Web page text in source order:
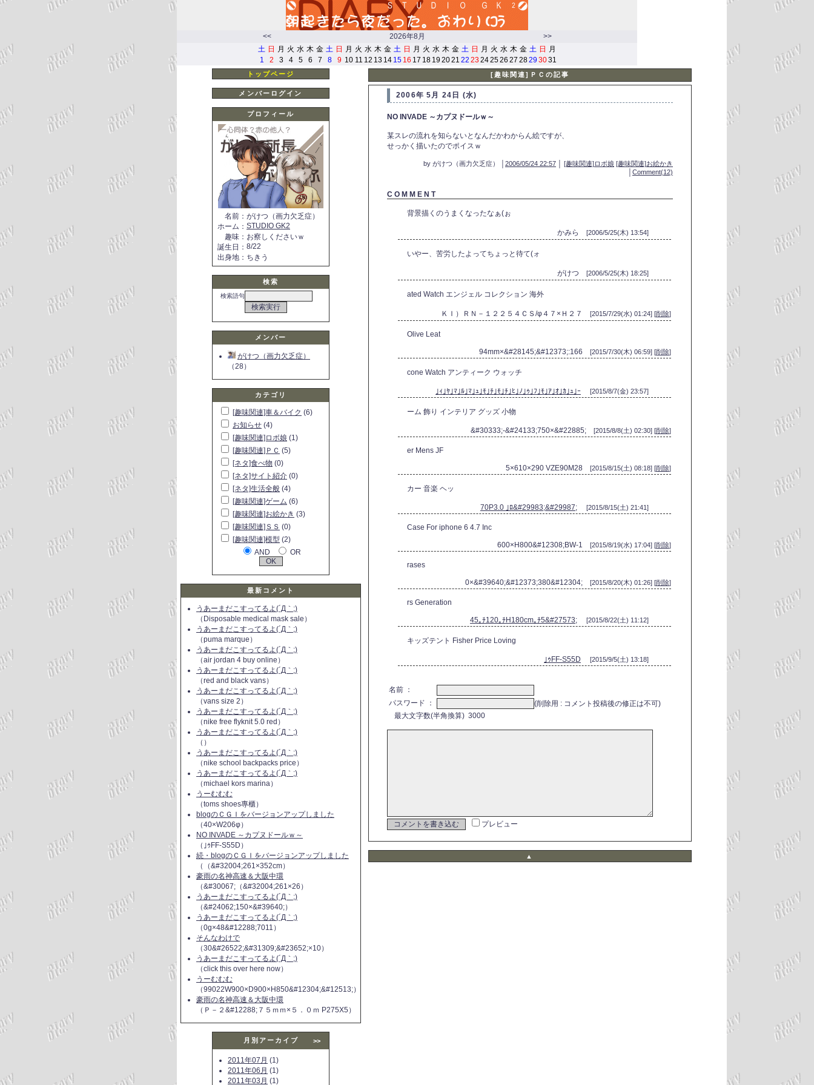
<< 2026年8月
>>
土 日 月 火 水 木 金 土 日 月 火 水 木 金 土 日 月 火 水 木 金 土 日 月 火 水 木 金 土 日
月
1
2 3 4 5 6 7 8 9 10 11 12 13 14 15 16 17 18 19 2021 22 23 242526 27 2829 3031
トップページ
メンバーログイン
プロフィール
名前 ： がけつ（画力欠乏症）
ホーム ： STUDIO GK2
趣味 ： お察しくださいｗ
誕生日 ： 8/22
出身地 ： ちきう
検索
検索語句
メンバー
がけつ（画力欠乏症）
（28）
カテゴリ
[趣味関連]車＆バイク (6)
お知らせ (4)
[趣味関連]ロボ娘 (1)
[趣味関連]ＰＣ (5)
[ネタ]食べ物 (0)
[ネタ]サイト紹介 (0)
[ネタ]生活全般 (4)
[趣味関連]ゲーム (6)
[趣味関連]お絵かき (3)
[趣味関連]ＳＳ (0)
[趣味関連]模型 (2)
AND
OR
最新コメント
うあーまだこすってるよ(´Д｀;)
（Disposable medical mask sale）
うあーまだこすってるよ(´Д｀;)
（puma marque）
うあーまだこすってるよ(´Д｀;)
（air jordan 4 buy online）
うあーまだこすってるよ(´Д｀;)
（red and black vans）
うあーまだこすってるよ(´Д｀;)
（vans size 2）
うあーまだこすってるよ(´Д｀;)
（nike free flyknit 5.0 red）
うあーまだこすってるよ(´Д｀;)
（）
うあーまだこすってるよ(´Д｀;)
（nike school backpacks price）
うあーまだこすってるよ(´Д｀;)
（michael kors marina）
うーむむむ
（toms shoes專櫃）
blogのＣＧＩをバージョンアップしました
（40×W206φ）
NO INVADE ～カプヌドールｗ～
（｣ｩFF-S55D）
続・blogのＣＧＩをバージョンアップしました
（（&#32004;261×352cm）
豪雨の名神高速＆大阪中環
（&#30067;（&#32004;261×26）
うあーまだこすってるよ(´Д｀;)
（&#24062;150×&#39640;）
うあーまだこすってるよ(´Д｀;)
（0g×48&#12288;7011）
そんなわけで
（30&#26522;&#31309;&#23652;×10）
うあーまだこすってるよ(´Д｀;)
（click this over here now）
うーむむむ
（99022W900×D900×H850&#12304;&#12513;）
豪雨の名神高速＆大阪中環
（Ｐ－２&#12288;７５ｍｍ×５．０ｍ P275X5）
月別アーカイブ >>
2011年07月 (1)
2011年06月 (1)
2011年03月 (1)
[趣味関連]ＰＣの記事
2006年 5月 24日 (水)
NO INVADE ～カプヌドールｗ～
某スレの流れを知らないとなんだかわからん絵ですが、
せっかく描いたのでポイスｗ
by がけつ（画力欠乏症） │ 2006/05/24 22:57 [趣味関連]ロボ娘 [趣味関連]お絵かき
Comment(12)
C O M M E N T
背景描くのうまくなったなぁ(ぉ
かみら [2006/5/25(木) 13:54]
いやー、苦労したよってちょっと待て(ォ
がけつ [2006/5/25(木) 18:25]
ated Watch エンジェル コレクション 海外
ＫＩ）ＲＮ－１２２５４ＣＳ/φ４７×Ｈ２７ [2015/7/29(水) 01:24] [削除]
Olive Leat
94mm×&#28145;&#12373;:166 [2015/7/30(木) 06:59] [削除]
cone Watch アンティーク ウォッチ
｣ｨ｣ﾔ｣ﾏ｣ﾙ｣ﾏ｣ｭ｣ﾓ｣ﾁ｣ﾓ｣ﾁ｣ﾋ｣ﾉ｣ｩ｣ﾌ｣ﾓ｣ｱ｣ｵ｣ｶ｣ｭ｣ｰ [2015/8/7(金) 23:57]
ーム 飾り インテリア グッズ 小物
&#30333;-&#24133;750×&#22885; [2015/8/8(土) 02:30] [削除]
er Mens JF
5×610×290 VZE90M28 [2015/8/15(土) 08:18] [削除]
カー 音楽 ヘッ
70P3.0 ｣ﾛ&#29983;&#29987; [2015/8/15(土) 21:41]
Case For iphone 6 4.7 Inc
600×H800&#12308;BW-1 [2015/8/19(水) 17:04] [削除]
rases
0×&#39640;&#12373;380&#12304; [2015/8/20(木) 01:26] [削除]
rs Generation
45｡ﾁ120｡ﾁH180cm｡ﾁ5&#27573; [2015/8/22(土) 11:12]
キッズテント Fisher Price Loving
｣ｩFF-S55D [2015/9/5(土) 13:18]
名前 ：
パスワード ：
(削除用 : コメント投稿後の修正は不可)
最大文字数(半角換算) 3000
プレビュー
▲